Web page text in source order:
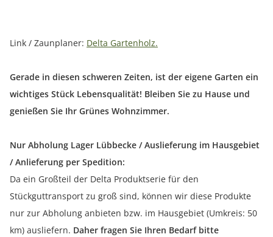
Link / Zaunplaner: Delta Gartenholz.
Gerade in diesen schweren Zeiten, ist der eigene Garten ein
wichtiges Stück Lebensqualität! Bleiben Sie zu Hause und
genießen Sie Ihr Grünes Wohnzimmer.
Nur Abholung Lager Lübbecke / Auslieferung im Hausgebiet
/ Anlieferung per Spedition:
Da ein Großteil der Delta Produktserie für den
Stückguttransport zu groß sind, können wir diese Produkte
nur zur Abholung anbieten bzw. im Hausgebiet (Umkreis: 50
km) ausliefern. Daher fragen Sie Ihren Bedarf bitte